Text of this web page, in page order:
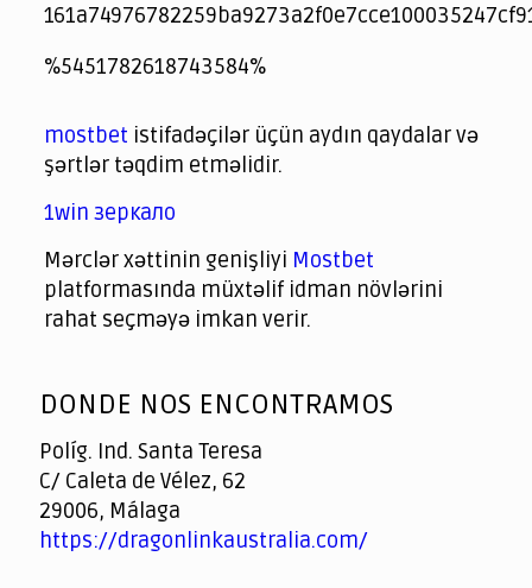
jeetcity
1xbet
jeet city casino
%5451782618743584%
spintiger
Avabet
Spinrise
Crown Green
Crowngreen casino login
슈가 러쉬1000 슬롯
crazy time casino online
1xcasinozambia.com
codingworldnews.com
parimatch.kr
winorio
winorio casino
winorio
mostbet istifadəçilər üçün aydın qaydalar və
şərtlər təqdim etməlidir.
1win зеркало
Mərclər xəttinin genişliyi Mostbet
platformasında müxtəlif idman növlərini
rahat seçməyə imkan verir.
of
DONDE NOS ENCONTRAMOS
Políg. Ind. Santa Teresa
C/ Caleta de Vélez, 62
29006, Málaga
https://dragonlinkaustralia.com/